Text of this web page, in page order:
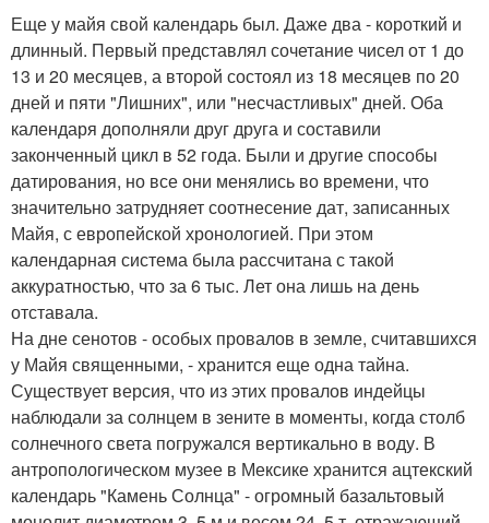
Еще у майя свой календарь был. Даже два - короткий и
длинный. Первый представлял сочетание чисел от 1 до
13 и 20 месяцев, а второй состоял из 18 месяцев по 20
дней и пяти "Лишних", или "несчастливых" дней. Оба
календаря дополняли друг друга и составили
законченный цикл в 52 года. Были и другие способы
датирования, но все они менялись во времени, что
значительно затрудняет соотнесение дат, записанных
Майя, с европейской хронологией. При этом
календарная система была рассчитана с такой
аккуратностью, что за 6 тыс. Лет она лишь на день
отставала.
На дне сенотов - особых провалов в земле, считавшихся
у Майя священными, - хранится еще одна тайна.
Существует версия, что из этих провалов индейцы
наблюдали за солнцем в зените в моменты, когда столб
солнечного света погружался вертикально в воду. В
антропологическом музее в Мексике хранится ацтекский
календарь "Камень Солнца" - огромный базальтовый